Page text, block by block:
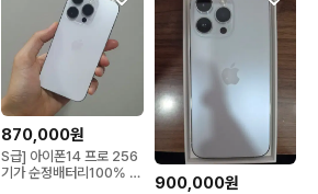
870,000원
S급] 아이폰14 프로 256
기가 순정배터리100% 실
900,000원